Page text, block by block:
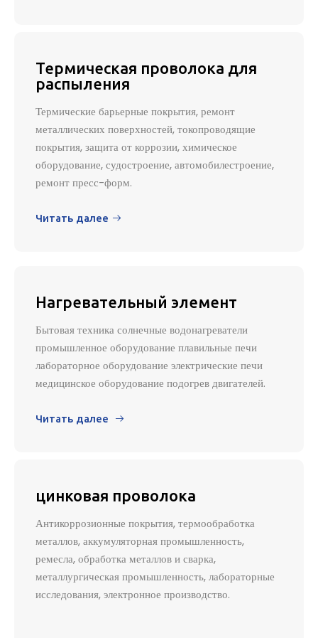
Термическая проволока для
распыления
Термические барьерные покрытия, ремонт
металлических поверхностей, токопроводящие
покрытия, защита от коррозии, химическое
оборудование, судостроение, автомобилестроение,
ремонт пресс-форм.
Читать далее 
Нагревательный элемент
Бытовая техника солнечные водонагреватели
промышленное оборудование плавильные печи
лабораторное оборудование электрические печи
медицинское оборудование подогрев двигателей.
Читать далее 
цинковая проволока
Антикоррозионные покрытия, термообработка
металлов, аккумуляторная промышленность,
ремесла, обработка металлов и сварка,
металлургическая промышленность, лабораторные
исследования, электронное производство.